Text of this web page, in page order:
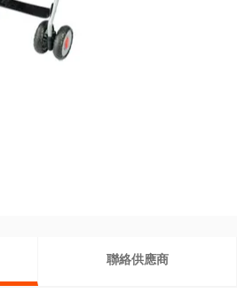
聯絡供應商